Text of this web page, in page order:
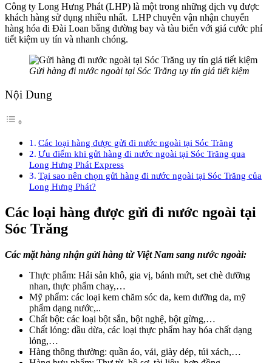
Công ty Long Hưng Phát (LHP) là một trong những dịch vụ được
khách hàng sử dụng nhiều nhất. LHP chuyên vận nhận chuyển
hàng hóa đi Đài Loan bằng đường bay và tàu biển với giá cước phí
tiết kiệm uy tín và nhanh chóng.
Gửi hàng đi nước ngoài tại Sóc Trăng uy tín giá tiết kiệm
Nội Dung
Các loại hàng được gửi đi nước ngoài tại Sóc Trăng
Ưu điểm khi gửi hàng đi nước ngoài tại Sóc Trăng qua
Long Hưng Phát Express
Tại sao nên chọn gửi hàng đi nước ngoài tại Sóc Trăng của
Long Hưng Phát?
Các loại hàng được gửi đi nước ngoài tại
Sóc Trăng
Các mặt hàng nhận gửi hàng từ Việt Nam sang nước ngoài:
Thực phẩm: Hải sản khô, gia vị, bánh mứt, set chè dưỡng
nhan, thực phẩm chay,…
Mỹ phẩm: các loại kem chăm sóc da, kem dưỡng da, mỹ
phẩm dạng nước,..
Chất bột: các loại bột sắn, bột nghệ, bột gừng,…
Chất lỏng: dầu dừa, các loại thực phẩm hay hóa chất dạng
lỏng,…
Hàng thông thường: quần áo, vải, giày dép, túi xách,…